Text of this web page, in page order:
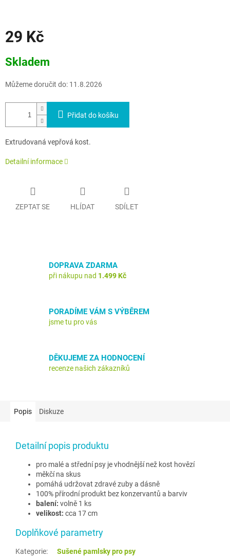
29 Kč
cena:
Skladem
Můžeme doručit do: 11.8.2026
Přidat do košíku
Extrudovaná vepřová kost.
Detailní informace
ZEPTAT SE HLÍDAT SDÍLET
DOPRAVA ZDARMA
při nákupu nad 1.499 Kč
PORADÍME VÁM S VÝBĚREM
jsme tu pro vás
DĚKUJEME ZA HODNOCENÍ
recenze našich zákazníků
Popis Diskuze
Detailní popis produktu
pro malé a střední psy je vhodnější než kost hovězí
měkčí na skus
pomáhá udržovat zdravé zuby a dásně
100% přírodní produkt bez konzervantů a barviv
balení: volně 1 ks
velikost: cca 17 cm
Doplňkové parametry
Kategorie: Sušené pamlsky pro psy